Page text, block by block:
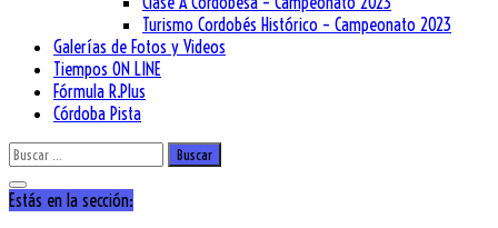
Turismo Cordobés Histórico – Campeonato 2023
Galerías de Fotos y Videos
Tiempos ON LINE
Fórmula R.Plus
Córdoba Pista
Buscar:
Estás en la sección: